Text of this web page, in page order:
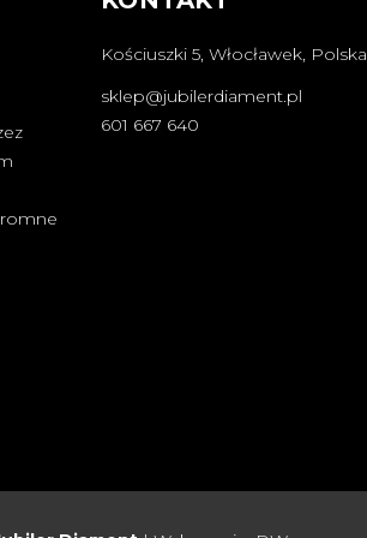
Kościuszki 5, Włocławek, Polska
sklep@jubilerdiament.pl
601 667 640